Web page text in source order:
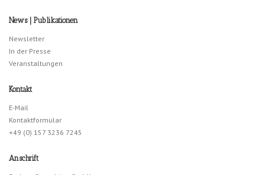
News | Publikationen
Newsletter
In der Presse
Veranstaltungen
Kontakt
E-Mail
Kontaktformular
+49 (0) 157 3236 7245
Anschrift